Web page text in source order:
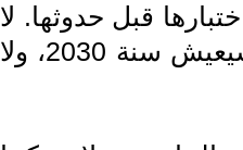
قبل حدوثها. لا
أستطيع أن أختبر الآن خبرة شخص سيعيش سنة 2030، ولا